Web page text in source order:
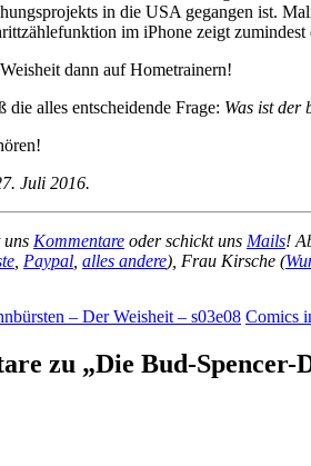
in die USA gegangen ist.
im iPhone zeigt
dann auf Hometrainern!
alles entscheidende Frage: Was ist der
Juli 2016.
uns Kommentare oder schickt uns Mails!
Paypal alles andere), Frau Kirsche (
– Der Weisheit – s03e08 Comics
zu „Die Bud-Spencer-